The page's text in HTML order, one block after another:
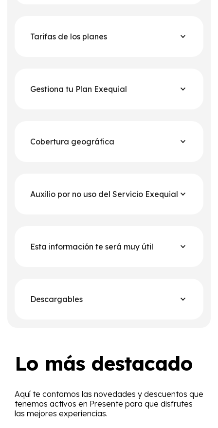
Tarifas de los planes
Gestiona tu Plan Exequial
Cobertura geográfica
Auxilio por no uso del Servicio Exequial
Esta información te será muy útil
Descargables
Lo más destacado
Aquí te contamos las novedades y descuentos que
tenemos activos en Presente para que disfrutes
las mejores experiencias.